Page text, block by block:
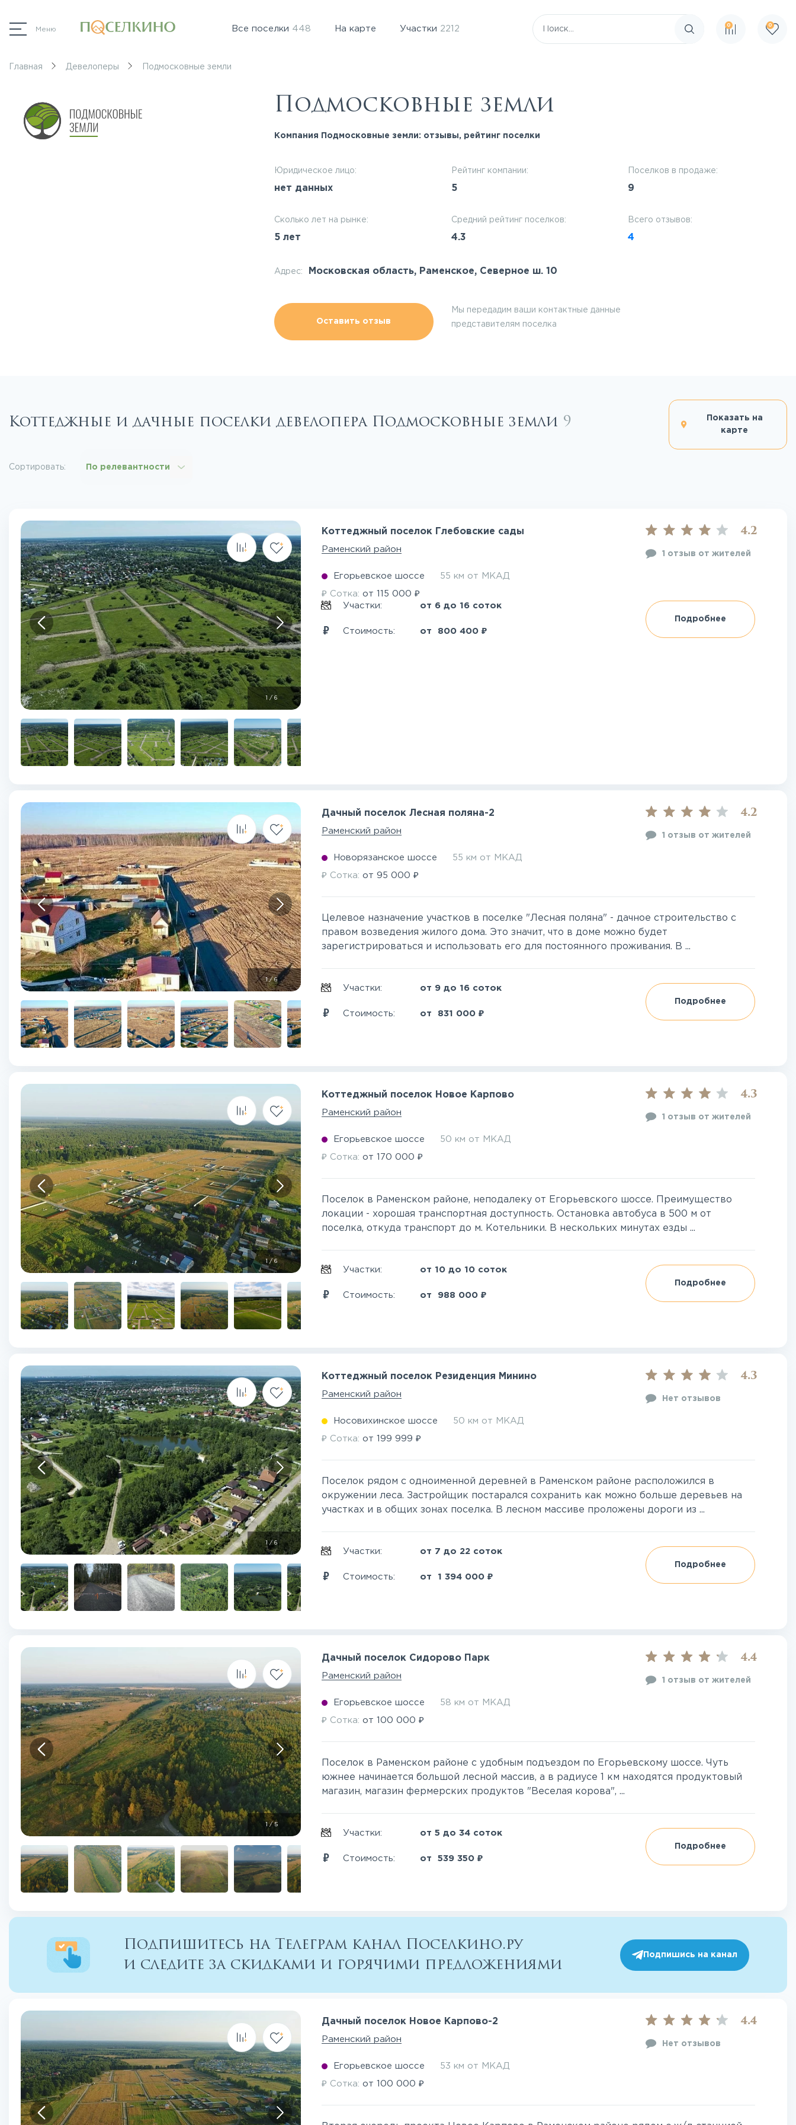
Меню Все поселки 448 На карте Участки 2212
Поиск по сайту
0 0
Главная Девелоперы Подмосковные земли
Подмосковные земли
Компания Подмосковные земли: отзывы, рейтинг поселки
Юридическое лицо:
нет данных
Рейтинг компании:
5
Поселков в продаже:
9
Сколько лет на рынке:
5 лет
Средний рейтинг поселков:
4.3
Всего отзывов:
4
Адрес: Московская область, Раменское, Северное ш. 10
Оставить отзыв
Мы передадим ваши контактные данные
представителям поселка
Коттеджные и дачные поселки девелопера Подмосковные земли 9
Показать на
карте
Сортировать: По релевантности
/6
Коттеджный поселок Глебовские сады
Раменский район
4.2
1 отзыв от жителей
Егорьевское шоссе 55 км от МКАД
₽ Сотка:от115 000 ₽
Участки: от 6 до 16 соток
Стоимость: от 800 400 ₽
Подробнее
1/6
Дачный поселок Лесная поляна-2
Раменский район
4.2
1 отзыв от жителей
Новорязанское шоссе 55 км от МКАД
₽ Сотка:от95 000 ₽
Целевое назначение участков в поселке "Лесная поляна" - дачное строительство с
правом возведения жилого дома. Это значит, что в доме можно будет
зарегистрироваться и использовать его для постоянного проживания. В ...
Участки: от 9 до 16 соток
Стоимость: от 831 000 ₽
Подробнее
1 /6
Коттеджный поселок Новое Карпово
Раменский район
4.3
1 отзыв от жителей
Егорьевское шоссе 50 км от МКАД
₽ Сотка:от170 000 ₽
Поселок в Раменском районе, неподалеку от Егорьевского шоссе. Преимущество
локации - хорошая транспортная доступность. Остановка автобуса в 500 м от
поселка, откуда транспорт до м. Котельники. В нескольких минутах езды ...
Участки: от 10 до 10 соток
Стоимость: от 988 000 ₽
Подробнее
1 /6
Коттеджный поселок Резиденция Минино
Раменский район
4.3
Нет отзывов
Носовихинское шоссе 50 км от МКАД
₽ Сотка:от199 999 ₽
Поселок рядом с одноименной деревней в Раменском районе расположился в
окружении леса. Застройщик постарался сохранить как можно больше деревьев на
участках и в общих зонах поселка. В лесном массиве проложены дороги из ...
Участки: от 7 до 22 соток
Стоимость: от1 394 000 ₽
Подробнее
1 /5
Дачный поселок Сидорово Парк
Раменский район
4.4
1 отзыв от жителей
Егорьевское шоссе 58 км от МКАД
₽ Сотка:от100 000 ₽
Поселок в Раменском районе с удобным подъездом по Егорьевскому шоссе. Чуть
южнее начинается большой лесной массив, а в радиусе 1 км находятся продуктовый
магазин, магазин фермерских продуктов "Веселая корова", ...
Участки: от 5 до 34 соток
Стоимость: от539 350 ₽
Подробнее
Подпишитесь на Телеграм канал Поселкино.ру
и следите за скидками и горячими предложениями
Подпишись на канал
Дачный поселок Новое Карпово-2
Раменский район
4.4
Нет отзывов
Егорьевское шоссе 53 км от МКАД
₽ Сотка:от100 000 ₽